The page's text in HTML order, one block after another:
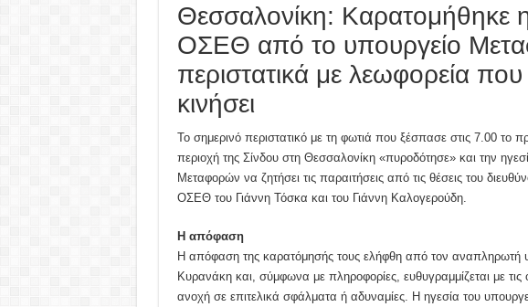
Θεσσαλονίκη: Καρατομήθηκε
ΟΣΕΘ από το υπουργείο
περιστατικά με λεωφορεία που
κινήσει
Το σημερινό περιστατικό με τη φωτιά που ξέσπασε στις 7.00 το
περιοχή της Σίνδου στη Θεσσαλονίκη «πυροδότησε» και την
Μεταφορών να ζητήσει τις παραιτήσεις από τις θέσεις του
ΟΣΕΘ του Γιάννη Τόσκα και του Γιάννη Καλογερούδη.
Η απόφαση
Η απόφαση της καρατόμησής τους ελήφθη από τον
Κυρανάκη και, σύμφωνα με πληροφορίες, ευθυγραμμίζεται με
ανοχή σε επιτελικά σφάλματα ή αδυναμίες. Η ηγεσία του